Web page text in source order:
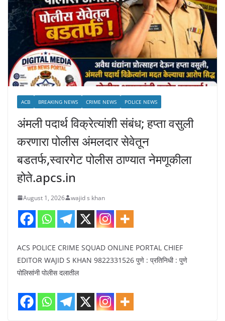
ACB BREAKING NEWS CRIME NEWS POLICE NEWS
अंमली पदार्थ विक्रेत्यांशी संबंध; हप्ता वसुली
करणारा पोलीस अंमलदार सेवेतून
बडतर्फ,स्वारगेट पोलीस ठाण्यात नेमणूकीला
होते.apcs.in
August 1, 2026 wajid s khan
ACS POLICE CRIME SQUAD ONLINE PORTAL CHIEF
EDITOR WAJID S KHAN 9822331526 पुणे : प्रतिनिधी : पुणे
पोलिसांनी पोलीस दलातील